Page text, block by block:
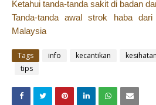
Ketahui tanda-tanda sakit di badan
Tanda-tanda awal strok haba dari
Malaysia
Tags info kecantikan kesihatan
tips